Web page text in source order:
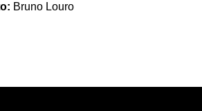
Bruno Louro